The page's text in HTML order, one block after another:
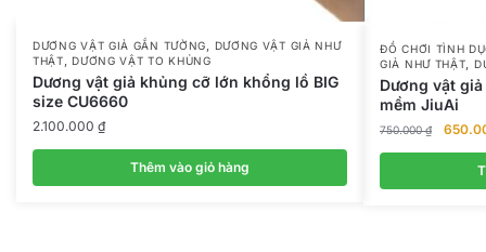
DƯƠNG VẬT GIẢ GẮN TƯỜNG, DƯƠNG VẬT GIẢ NHƯ
THẬT,DƯƠNG VẬT TO KHỦNG
Dương vật giả khủng cỡ lớn khổng lồ BIG
size CU6660
2.100.000 ₫
Thêm vào giỏ hàng
ĐỒ CHƠI TÌNH
GIẢ NHƯ THẬT,
Dương vật
mềm JiuAi
750.000₫
Giá
gốc